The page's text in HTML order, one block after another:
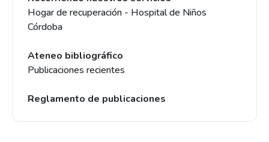
Hogar de recuperación - Hospital de Niños
Córdoba
Ateneo bibliográfico
Publicaciones recientes
Reglamento de publicaciones